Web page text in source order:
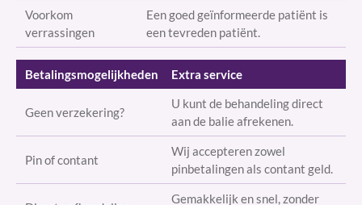
Voorkom
verrassingen
Een goed geïnformeerde patiënt is
een tevreden patiënt.
Betalingsmogelijkheden Extra service
Geen verzekering?
U kunt de behandeling direct
aan de balie afrekenen.
Pin of contant
Wij accepteren zowel
pinbetalingen als contant geld.
Gemakkelijk en snel, zonder